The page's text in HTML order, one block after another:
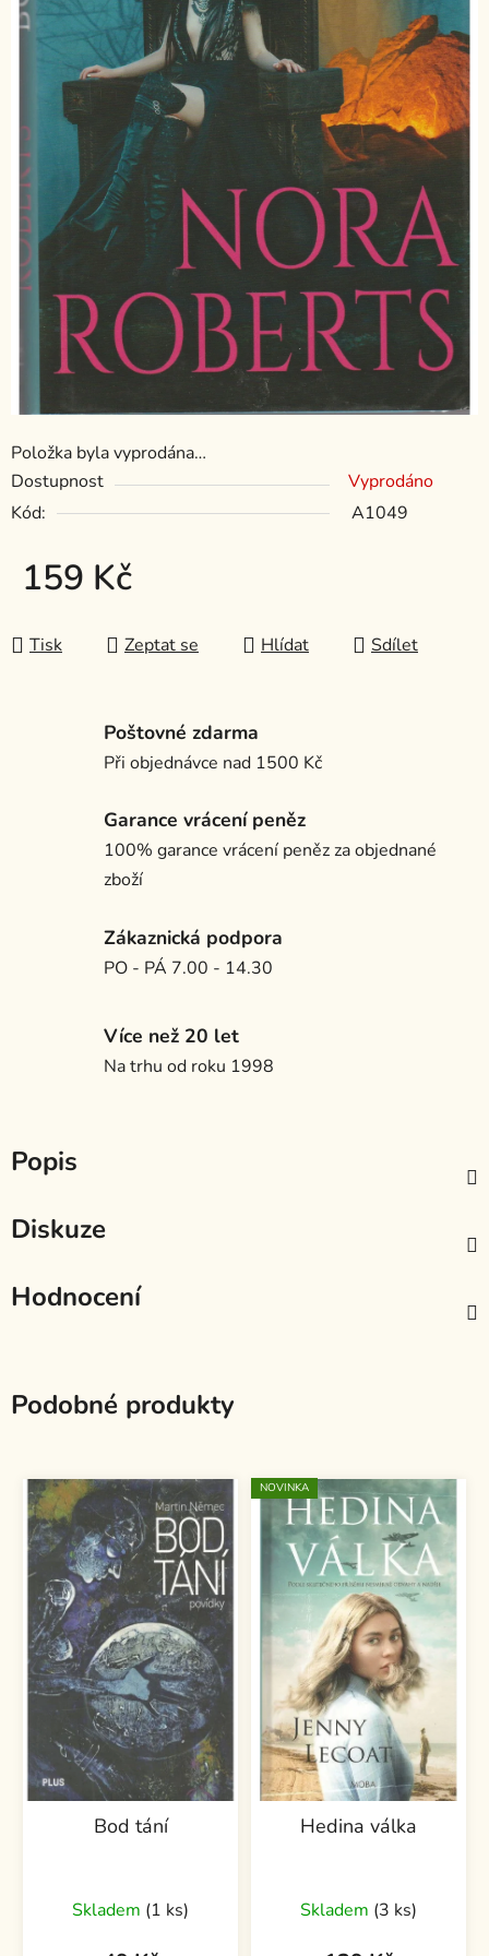
Položka byla vyprodána…
Dostupnost
Vyprodáno
Kód:
A1049
159 Kč
Tisk
Zeptat se Hlídat Sdílet
Poštovné zdarma
Při objednávce nad 1500 Kč
Garance vrácení peněz
100% garance vrácení peněz za objednané
zboží
Zákaznická podpora
PO - PÁ 7.00 - 14.30
Více než 20 let
Na trhu od roku 1998
Popis
Diskuze
Hodnocení
Podobné produkty
Bod tání
Skladem (1 ks)
NOVINKA
Hedina válka
Skladem (3 ks)